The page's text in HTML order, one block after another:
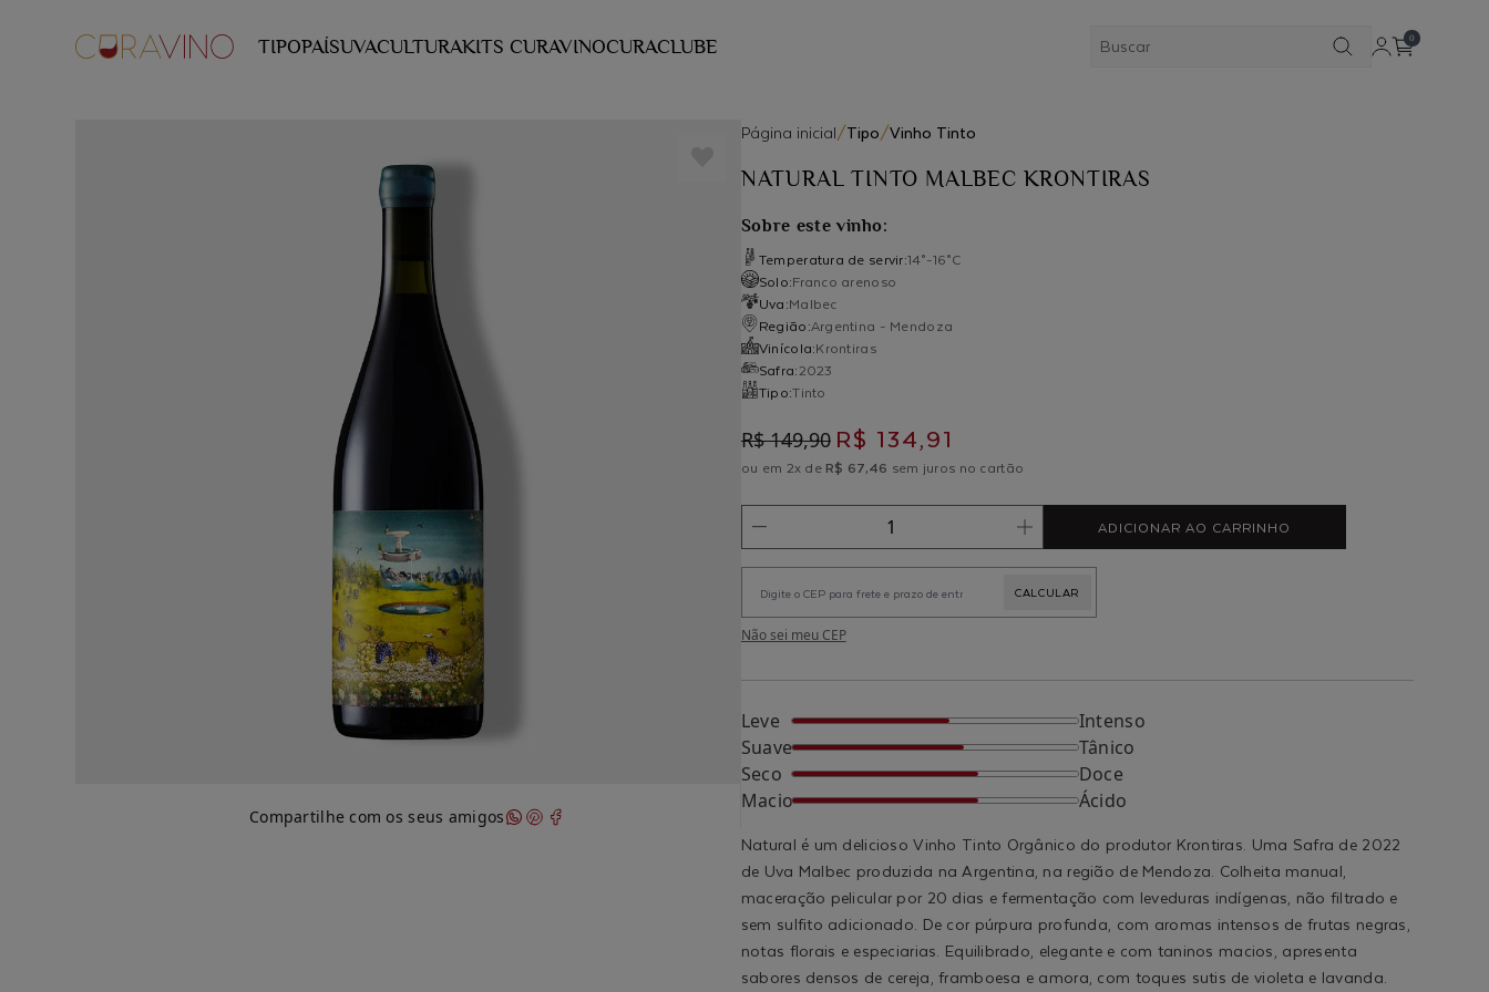
TIPOPAÍSUVACULTURAKITS CURAVINOCURACLUBE 0
Compartilhe com os seus amigos
Página inicial/Tipo/Vinho Tinto
NATURAL TINTO MALBEC KRONTIRAS
Sobre este vinho:
Temperatura de servir:14°-16°C
Solo:Franco arenoso
Uva:Malbec
Região:Argentina - Mendoza
Vinícola:Krontiras
Safra:2023
Tipo:Tinto
R$ 149,90 R$ 134,91
ou em 2x de R$ 67,46 sem juros no cartão
ADICIONAR AO CARRINHO
Não sei meu CEP
Leve
Intenso
Suave
Tânico
Seco
Doce
Macio
Ácido
Natural é um delicioso Vinho Tinto Orgânico do produtor Krontiras. Uma Safra de 2022
de Uva Malbec produzida na Argentina, na região de Mendoza. Colheita manual,
maceração pelicular por 20 dias e fermentação com leveduras indígenas, não filtrado e
sem sulfito adicionado. De cor púrpura profunda, com aromas intensos de frutas negras,
notas florais e especiarias. Equilibrado, elegante e com taninos macios, apresenta
sabores densos de cereja, framboesa e amora, com toques sutis de violeta e lavanda.